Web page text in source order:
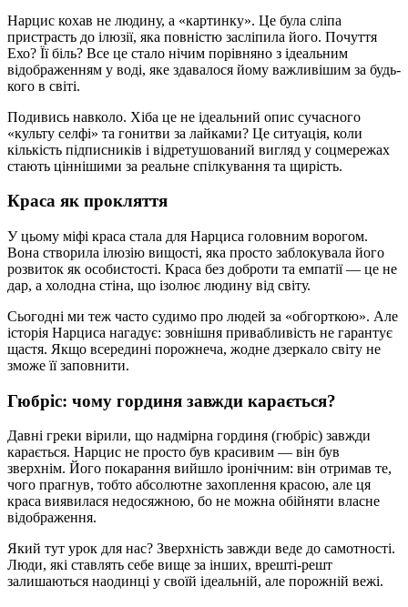
Нарцис кохав не людину, а «картинку». Це була сліпа
пристрасть до ілюзії, яка повністю засліпила його. Почуття
Ехо? Її біль? Все це стало нічим порівняно з ідеальним
відображенням у воді, яке здавалося йому важливішим за будь-
кого в світі.
Подивись навколо. Хіба це не ідеальний опис сучасного
«культу селфі» та гонитви за лайками? Це ситуація, коли
кількість підписників і відретушований вигляд у соцмережах
стають ціннішими за реальне спілкування та щирість.
Краса як прокляття
У цьому міфі краса стала для Нарциса головним ворогом.
Вона створила ілюзію вищості, яка просто заблокувала його
розвиток як особистості. Краса без доброти та емпатії — це не
дар, а холодна стіна, що ізолює людину від світу.
Сьогодні ми теж часто судимо про людей за «обгорткою». Але
історія Нарциса нагадує: зовнішня привабливість не гарантує
щастя. Якщо всередині порожнеча, жодне дзеркало світу не
зможе її заповнити.
Гюбріс: чому гординя завжди карається?
Давні греки вірили, що надмірна гординя (гюбріс) завжди
карається. Нарцис не просто був красивим — він був
зверхнім. Його покарання вийшло іронічним: він отримав те,
чого прагнув, тобто абсолютне захоплення красою, але ця
краса виявилася недосяжною, бо не можна обійняти власне
відображення.
Який тут урок для нас? Зверхність завжди веде до самотності.
Люди, які ставлять себе вище за інших, врешті-решт
залишаються наодинці у своїй ідеальній, але порожній вежі.